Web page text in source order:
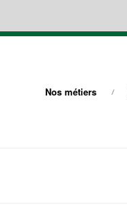
Nos métiers